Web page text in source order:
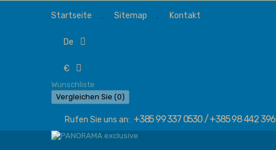
Startseite Sitemap Kontakt
de
€
Wunschliste
Vergleichen Sie (0)
Rufen Sie uns an: +385 99 337 0530 / +385 98 442 396